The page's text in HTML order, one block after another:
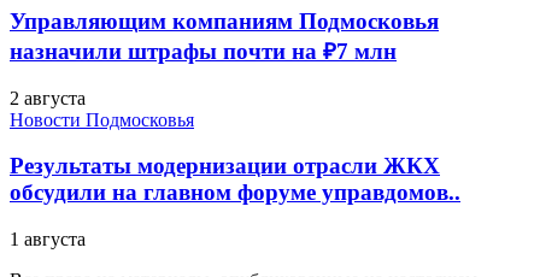
Управляющим компаниям Подмосковья
назначили штрафы почти на ₽7 млн
2 августа
Новости Подмосковья
Результаты модернизации отрасли ЖКХ
обсудили на главном форуме управдомов..
1 августа